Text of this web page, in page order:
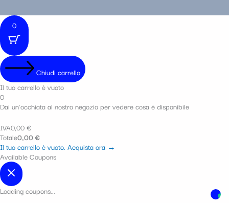
0
Chiudi carrello
Il tuo carrello è vuoto
0
Dai un'occhiata al nostro negozio per vedere cosa è disponibile
IVA0,00€
Totale0,00€
Il tuo carrello è vuoto. Acquista ora →
Available Coupons
Loading coupons...